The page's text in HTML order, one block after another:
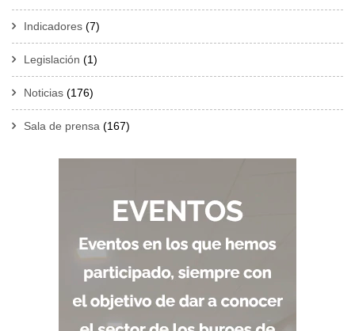
Indicadores (7)
Legislación (1)
Noticias (176)
Sala de prensa (167)